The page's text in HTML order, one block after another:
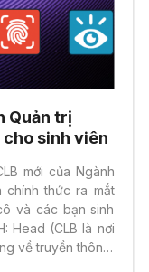
Quản trị
cho sinh viên
mới của Ngành
chính thức ra mắt
và các bạn sinh
Head (CLB là nơi
về truyền thông,